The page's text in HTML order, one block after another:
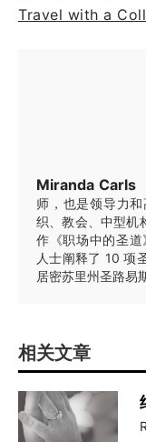
Travel with a
Miranda Carls
师，也是领导力
织、教会、中型机
作《职场中的圣道
人士阐释了 10 项
居密苏里州圣路易
相关文章